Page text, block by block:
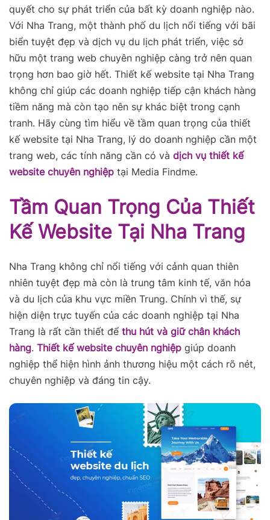
quyết cho sự phát triển của bất kỳ doanh nghiệp nào.
Với Nha Trang, một thành phố du lịch nổi tiếng với bãi
biển tuyệt đẹp và dịch vụ du lịch phát triển, việc sở
hữu một trang web chuyên nghiệp càng trở nên quan
trọng hơn bao giờ hết. Thiết kế website tại Nha Trang
không chỉ giúp các doanh nghiệp tiếp cận khách hàng
tiềm năng mà còn tạo nên sự khác biệt trong cạnh
tranh. Hãy cùng tìm hiểu về tầm quan trọng của thiết
kế website tại Nha Trang, lý do doanh nghiệp cần một
trang web, các tính năng cần có và dịch vụ thiết kế
website chuyên nghiệp tại Media Findme.
Tầm Quan Trọng Của Thiết
Kế Website Tại Nha Trang
Nha Trang không chỉ nổi tiếng với cảnh quan thiên
nhiên tuyệt đẹp mà còn là trung tâm kinh tế, văn hóa
và du lịch của khu vực miền Trung. Chính vì thế, sự
hiện diện trực tuyến của các doanh nghiệp tại Nha
Trang là rất cần thiết để thu hút và giữ chân khách
hàng. Thiết kế website chuyên nghiệp giúp doanh
nghiệp thể hiện hình ảnh thương hiệu một cách rõ nét,
chuyên nghiệp và đáng tin cậy.